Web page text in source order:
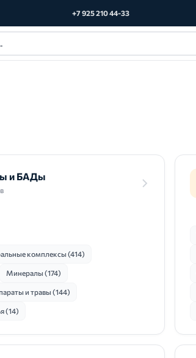
+7 925 210 44-33
и БАДы
комплексы (414)
Минералы (174)
и травы (144)
(14)